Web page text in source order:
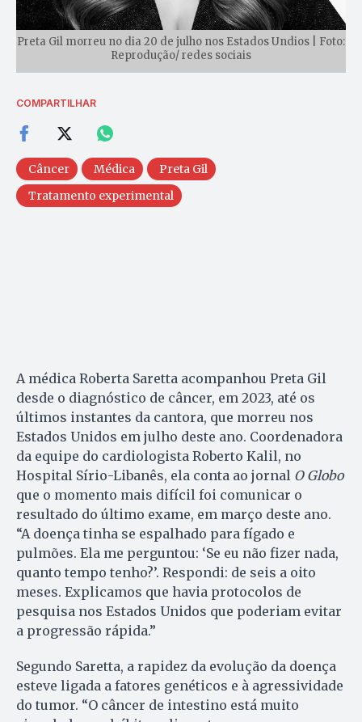
Preta Gil morreu no dia 20 de julho nos Estados Undios | Foto:
Reprodução/ redes sociais
COMPARTILHAR
Câncer Médica
Preta Gil
Tratamento experimental
A médica Roberta Saretta acompanhou Preta Gil
desde o diagnóstico de câncer, em 2023, até os
últimos instantes da cantora, que morreu nos
Estados Unidos em julho deste ano. Coordenadora
da equipe do cardiologista Roberto Kalil, no
Hospital Sírio-Libanês, ela conta ao jornal O Globo
que o momento mais difícil foi comunicar o
resultado do último exame, em março deste ano.
“A doença tinha se espalhado para fígado e
pulmões. Ela me perguntou: ‘Se eu não fizer nada,
quanto tempo tenho?’. Respondi: de seis a oito
meses. Explicamos que havia protocolos de
pesquisa nos Estados Unidos que poderiam evitar
a progressão rápida.”
Segundo Saretta, a rapidez da evolução da doença
esteve ligada a fatores genéticos e à agressividade
do tumor. “O câncer de intestino está muito